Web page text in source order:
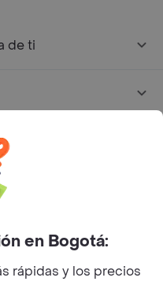
de ti
Instagram
reserved.
en Bogotá:
rápidas y los precios